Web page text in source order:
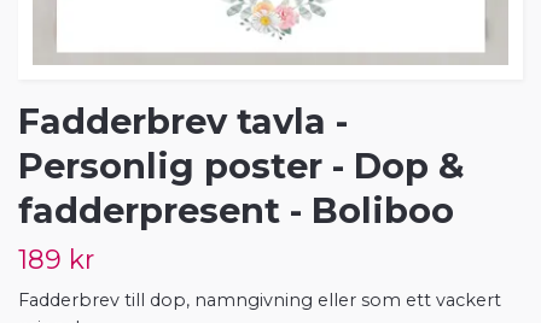
Fadderbrev tavla -
Personlig poster - Dop &
fadderpresent - Boliboo
189 kr
Fadderbrev till dop, namngivning eller som ett vackert